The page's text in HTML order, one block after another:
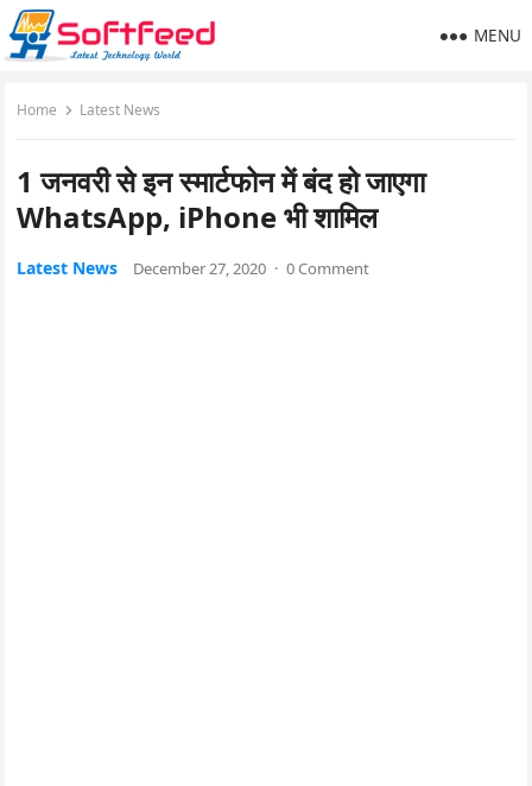
MENU
Home Latest News
1 जनवरी से इन स्मार्टफोन में बंद हो जाएगा
WhatsApp, iPhone भी शामिल
Latest News December 27, 2020 · 0 Comment